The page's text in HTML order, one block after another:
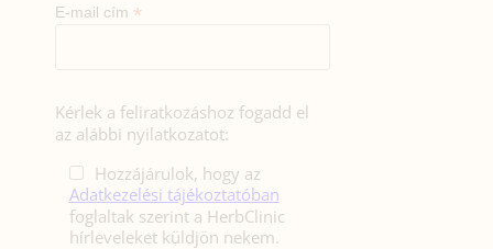
E-mail cím *
Kérlek a feliratkozáshoz fogadd el
az alábbi nyilatkozatot:
Hozzájárulok, hogy az
Adatkezelési tájékoztatóban
foglaltak szerint a HerbClinic
hírleveleket küldjön nekem.